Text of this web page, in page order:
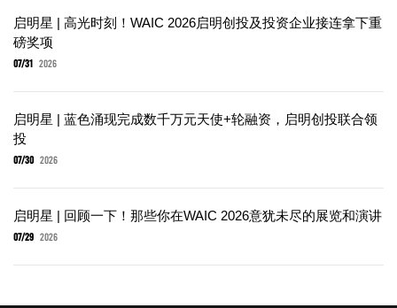
启明星 | 高光时刻！WAIC 2026启明创投及投资企业接连拿下重
磅奖项
07/31 2026
启明星 | 蓝色涌现完成数千万元天使+轮融资，启明创投联合领
投
07/30 2026
启明星 | 回顾一下！那些你在WAIC 2026意犹未尽的展览和演讲
07/29 2026